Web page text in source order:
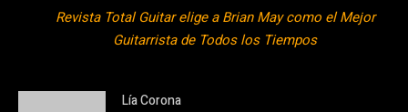
Revista Total Guitar elige a Brian May como el Mejor
Guitarrista de Todos los Tiempos
Lía Corona